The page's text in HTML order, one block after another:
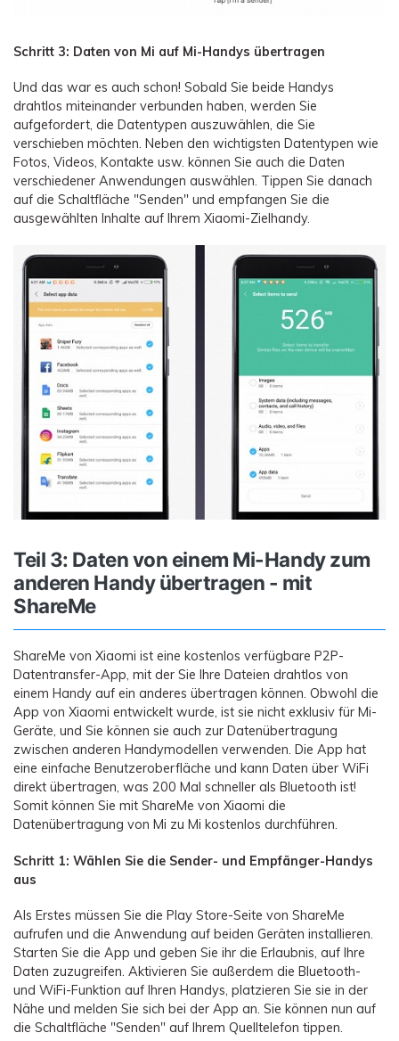
Schritt 3: Daten von Mi auf Mi-Handys übertragen
Und das war es auch schon! Sobald Sie beide Handys
drahtlos miteinander verbunden haben, werden Sie
aufgefordert, die Datentypen auszuwählen, die Sie
verschieben möchten. Neben den wichtigsten Datentypen wie
Fotos, Videos, Kontakte usw. können Sie auch die Daten
verschiedener Anwendungen auswählen. Tippen Sie danach
auf die Schaltfläche "Senden" und empfangen Sie die
ausgewählten Inhalte auf Ihrem Xiaomi-Zielhandy.
Teil 3: Daten von einem Mi-Handy zum
anderen Handy übertragen - mit
ShareMe
ShareMe von Xiaomi ist eine kostenlos verfügbare P2P-
Datentransfer-App, mit der Sie Ihre Dateien drahtlos von
einem Handy auf ein anderes übertragen können. Obwohl die
App von Xiaomi entwickelt wurde, ist sie nicht exklusiv für Mi-
Geräte, und Sie können sie auch zur Datenübertragung
zwischen anderen Handymodellen verwenden. Die App hat
eine einfache Benutzeroberfläche und kann Daten über WiFi
direkt übertragen, was 200 Mal schneller als Bluetooth ist!
Somit können Sie mit ShareMe von Xiaomi die
Datenübertragung von Mi zu Mi kostenlos durchführen.
Schritt 1: Wählen Sie die Sender- und Empfänger-Handys
aus
Als Erstes müssen Sie die Play Store-Seite von ShareMe
aufrufen und die Anwendung auf beiden Geräten installieren.
Starten Sie die App und geben Sie ihr die Erlaubnis, auf Ihre
Daten zuzugreifen. Aktivieren Sie außerdem die Bluetooth-
und WiFi-Funktion auf Ihren Handys, platzieren Sie sie in der
Nähe und melden Sie sich bei der App an. Sie können nun auf
die Schaltfläche "Senden" auf Ihrem Quelltelefon tippen.